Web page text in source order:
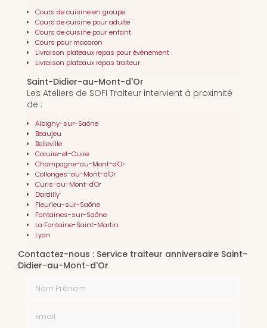
Cours de cuisine en groupe
Cours de cuisine pour adulte
Cours de cuisine pour enfant
Cours pour macaron
Livraison plateaux repas pour événement
Livraison plateaux repas traiteur
Saint-Didier-au-Mont-d'Or
Les Ateliers de SOFI Traiteur intervient à proximité
de :
Albigny-sur-Saône
Beaujeu
Belleville
Caluire-et-Cuire
Champagne-au-Mont-d'Or
Collonges-au-Mont-d'Or
Curis-au-Mont-d'Or
Dardilly
Fleurieu-sur-Saône
Fontaines-sur-Saône
La Fontaine-Saint-Martin
Lyon
Contactez-nous : Service traiteur anniversaire Saint-
Didier-au-Mont-d'Or